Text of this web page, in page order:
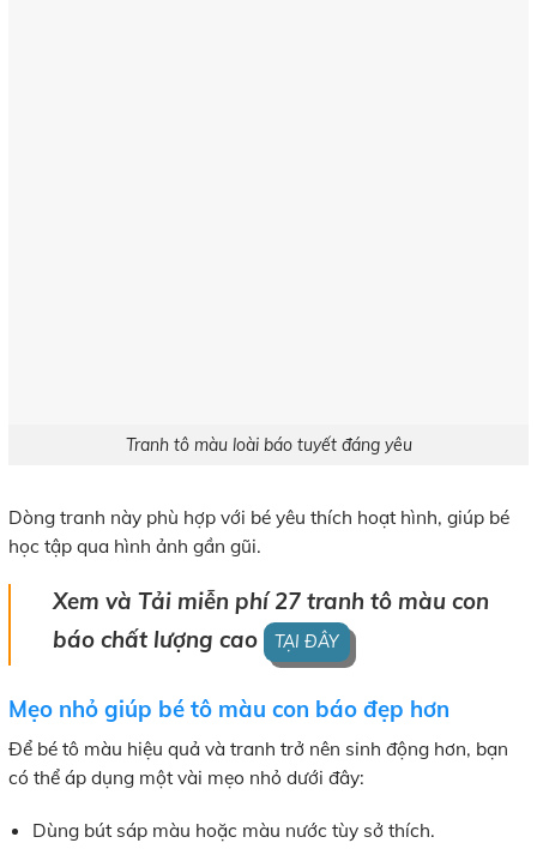
Tranh tô màu loài báo tuyết đáng yêu
Dòng tranh này phù hợp với bé yêu thích hoạt hình, giúp bé
học tập qua hình ảnh gần gũi.
Xem và Tải miễn phí 27 tranh tô màu con
báo chất lượng cao
TẠI ĐÂY
Mẹo nhỏ giúp bé tô màu con báo đẹp hơn
Để bé tô màu hiệu quả và tranh trở nên sinh động hơn, bạn
có thể áp dụng một vài mẹo nhỏ dưới đây:
Dùng bút sáp màu hoặc màu nước tùy sở thích.